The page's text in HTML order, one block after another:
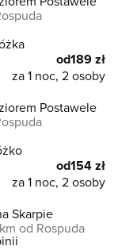
od189 zł
za 1 noc, 2 osoby
Postawele
od154 zł
za 1 noc, 2 osoby
Skarpie
od Rospuda